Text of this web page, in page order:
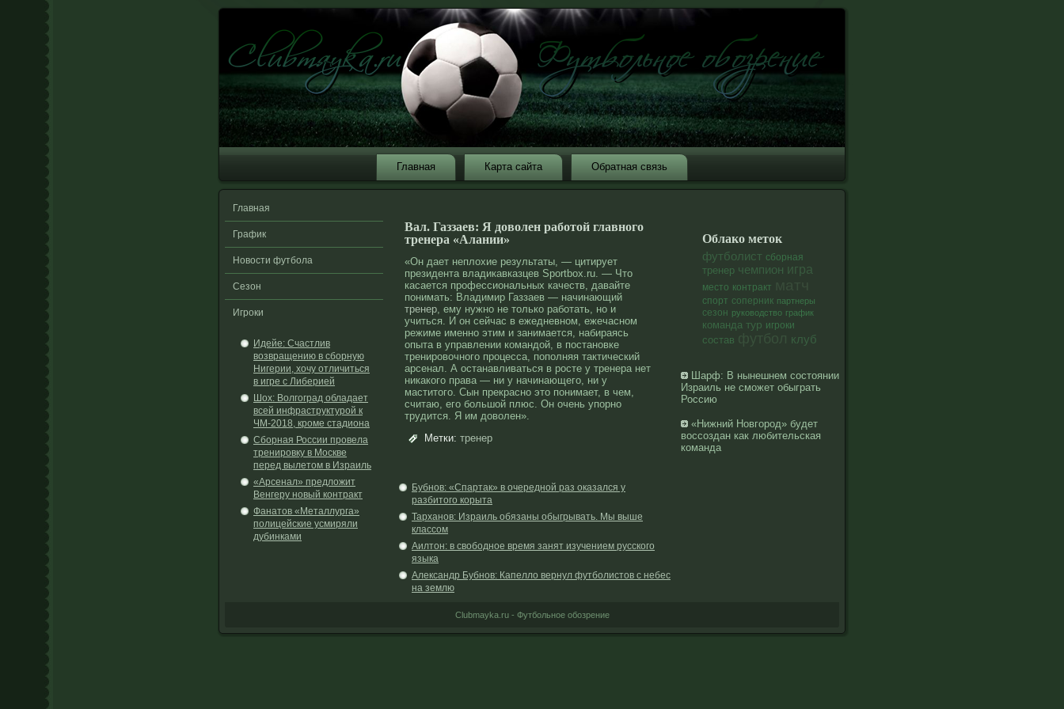
Главная Карта сайта Обратная связь
Главная
График
Новости футбола
Сезон
Игроки
Идейе: Счастлив
возвращению в сборную
Нигерии, хочу отличиться
в игре с Либерией
Шох: Волгоград обладает
всей инфраструктурой к
ЧМ-2018, кроме стадиона
Сборная России провела
тренировку в Москве
перед вылетом в Израиль
«Арсенал» предложит
Венгеру новый контракт
Фанатов «Металлурга»
полицейские усмиряли
дубинками
Вал. Газзаев: Я доволен работой главного
тренера «Алании»
«Он дает неплохие результаты, — цитирует
президента владикавказцев Sportbox.ru. — Что
касается профессиональных качеств, давайте
понимать: Владимир Газзаев — начинающий
тренер, ему нужно не только работать, но и
учиться. И он сейчас в ежедневном, ежечасном
режиме именно этим и занимается, набираясь
опыта в управлении командой, в постановке
тренировочного процесса, пополняя тактический
арсенал. А останавливаться в росте у тренера нет
никакого права — ни у начинающего, ни у
маститого. Сын прекрасно это понимает, в чем,
считаю, его большой плюс. Он очень упорно
трудится. Я им доволен».
Метки: тренер
Бубнов: «Спартак» в очередной раз оказался у
разбитого корыта
Тарханов: Израиль обязаны обыгрывать. Мы выше
классом
Аилтон: в свободное время занят изучением русского
языка
Александр Бубнов: Капелло вернул футболистов с небес
на землю
Облако меток
футболист сборная
тренер чемпион игра
место контракт
спорт соперник партнеры
сезон руководство график
команда тур игроки
состав футбол клуб
Шарф: В нынешнем состоянии
Израиль не сможет обыграть
Россию
«Нижний Новгород» будет
воссоздан как любительская
команда
Clubmayka.ru - Футбольное обозрение